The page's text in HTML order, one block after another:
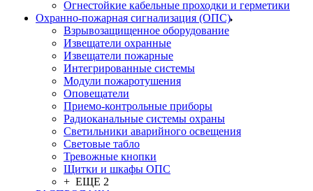
Огнестойкие кабельные проходки и герметики
Охранно-пожарная сигнализация (ОПС)
Взрывозащищенное оборудование
Извещатели охранные
Извещатели пожарные
Интегрированные системы
Модули пожаротушения
Оповещатели
Приемо-контрольные приборы
Радиоканальные системы охраны
Светильники аварийного освещения
Световые табло
Тревожные кнопки
Щитки и шкафы ОПС
+ ЕЩЕ 2